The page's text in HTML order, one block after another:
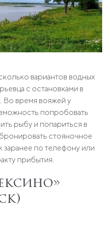
вариантов водных
с остановками в
Во время вояжей у
попробовать
рыбу и попариться в
стояночное
заранее по телефону или
прибытия.